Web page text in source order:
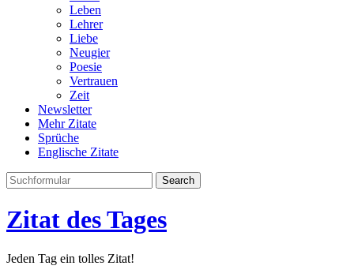
Leben
Lehrer
Liebe
Neugier
Poesie
Vertrauen
Zeit
Newsletter
Mehr Zitate
Sprüche
Englische Zitate
Search
Zitat des Tages
Jeden Tag ein tolles Zitat!